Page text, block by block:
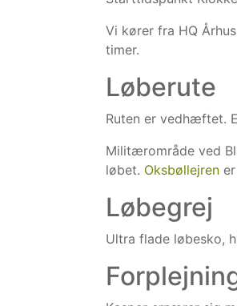
Vi kører fra HQ
timer.
Løberute
Ruten er vedhæftet.
Militærområde ved
løbet. Oksbøllejren
Løbegrej
Ultra flade løbesko,